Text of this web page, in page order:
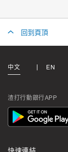
回到頁頂
中文 EN
渣打行動銀行APP
App
Icon